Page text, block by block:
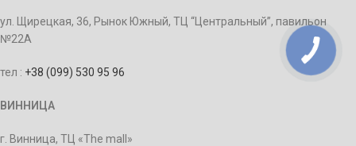
ул. Щирецкая, 36, Рынок Южный, ТЦ “Центральный”, павильон
№22А
тел : +38 (099) 530 95 96
ВИННИЦА
г. Винница, ТЦ «The mall»